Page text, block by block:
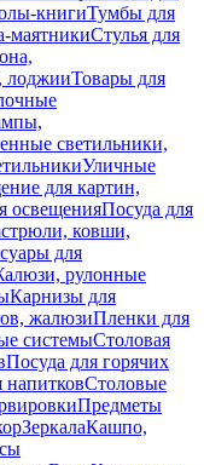
книгиТумбы для
маятникиСтулья для
лоджииТовары для
светильники,
Уличные
для картин,
освещенияПосуда для
ковши,
для
рулонные
Карнизы для
жалюзиПленки для
системыСтоловая
Посуда для горячих
напитковСтоловые
Предметы
ЗеркалаКашпо,